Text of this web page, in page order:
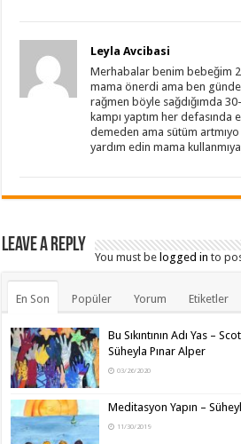
Leyla Avcibasi
Merhabalar benim bebeğim
mama önerdi ama ben
rağmen böyle sağdığımda
kampı yaptım her
demeden ama sütüm artmıyo
yardım edin mama
Leave a Reply
You must be logged in to
En Son Popüler Yorum Etiketler
Bu Sıkıntının Adı Yas –
Süheyla Pınar Alper
03/26/2020
Meditasyon Yapın –
11/30/2019